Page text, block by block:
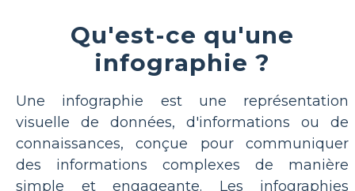
Qu'est-ce qu'une
infographie ?
Une infographie est une représentation
visuelle de données, d'informations ou de
connaissances, conçue pour communiquer
des informations complexes de manière
simple et engageante. Les infographies